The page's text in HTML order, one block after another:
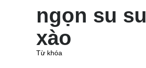
ngọn su su
xào
Từ khóa